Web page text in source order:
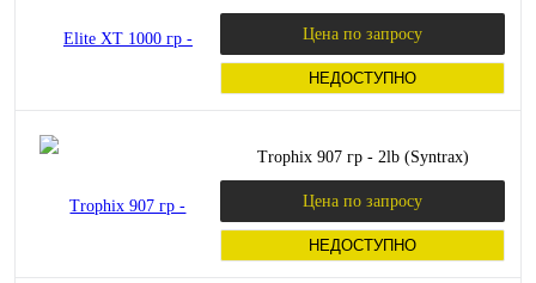
Цена по запросу
НЕДОСТУПНО
Trophix 907 гр - 2lb (Syntrax)
Цена по запросу
НЕДОСТУПНО